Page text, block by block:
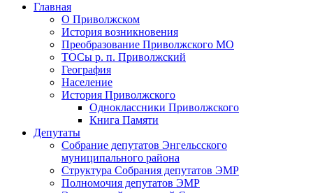
Главная
О Приволжском
История возникновения
Преобразование Приволжского МО
ТОСы р. п. Приволжский
География
Население
История Приволжского
Одноклассники Приволжского
Книга Памяти
Депутаты
Собрание депутатов Энгельсского
муниципального района
Структура Собрания депутатов ЭМР
Полномочия депутатов ЭМР